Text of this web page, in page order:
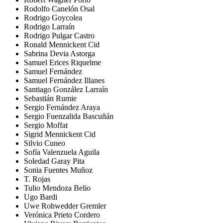
Rodolfo Canelón Osal
Rodrigo Goycolea
Rodrigo Larraín
Rodrigo Pulgar Castro
Ronald Mennickent Cid
Sabrina Devia Astorga
Samuel Erices Riquelme
Samuel Fernández
Samuel Fernández Illanes
Santiago González Larraín
Sebastián Rumie
Sergio Fernández Araya
Sergio Fuenzalida Bascuñán
Sergio Moffat
Sigrid Mennickent Cid
Silvio Cuneo
Sofía Valenzuela Aguila
Soledad Garay Pita
Sonia Fuentes Muñoz
T. Rojas
Tulio Mendoza Belio
Ugo Bardi
Uwe Rohwedder Gremler
Verónica Prieto Cordero